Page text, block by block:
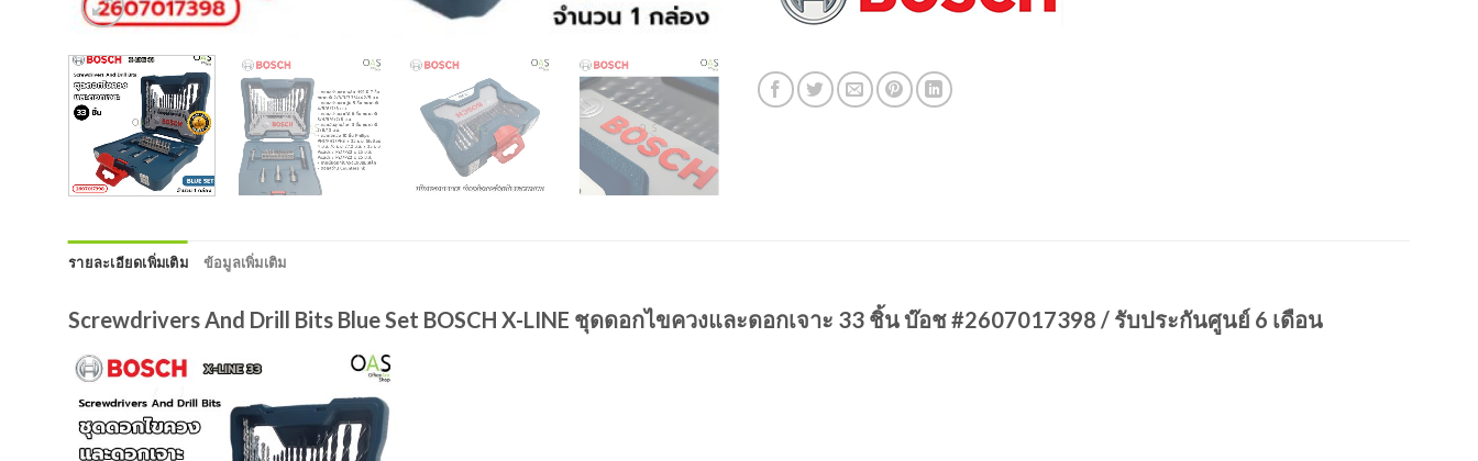
รายละเอียดเพิ่มเติม ข้อมูลเพิ่มเติม
Screwdrivers And Drill Bits Blue Set BOSCH X-LINE ชุดดอกไขควงและดอกเจาะ 33 ชิ้น บ๊อช #2607017398 / รับประกันศูนย์ 6 เดือน